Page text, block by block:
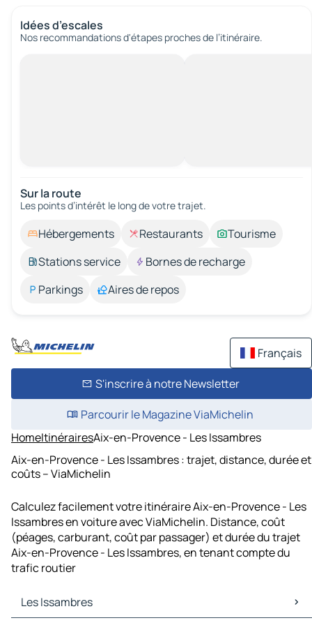
Idées d’escales
Nos recommandations d'étapes proches de l’itinéraire.
Sur la route
Les points d’intérêt le long de votre trajet.
Hébergements Restaurants
Tourisme
Stations service
Bornes de recharge
Parkings
Aires de repos
Français
S'inscrire à notre Newsletter
Parcourir le Magazine ViaMichelin
HomeItinérairesAix-en-Provence - Les Issambres
Aix-en-Provence - Les Issambres : trajet, distance, durée et
coûts – ViaMichelin
Calculez facilement votre itinéraire Aix-en-Provence - Les
Issambres en voiture avec ViaMichelin. Distance, coût
(péages, carburant, coût par passager) et durée du trajet
Aix-en-Provence - Les Issambres, en tenant compte du
trafic routier
Les Issambres